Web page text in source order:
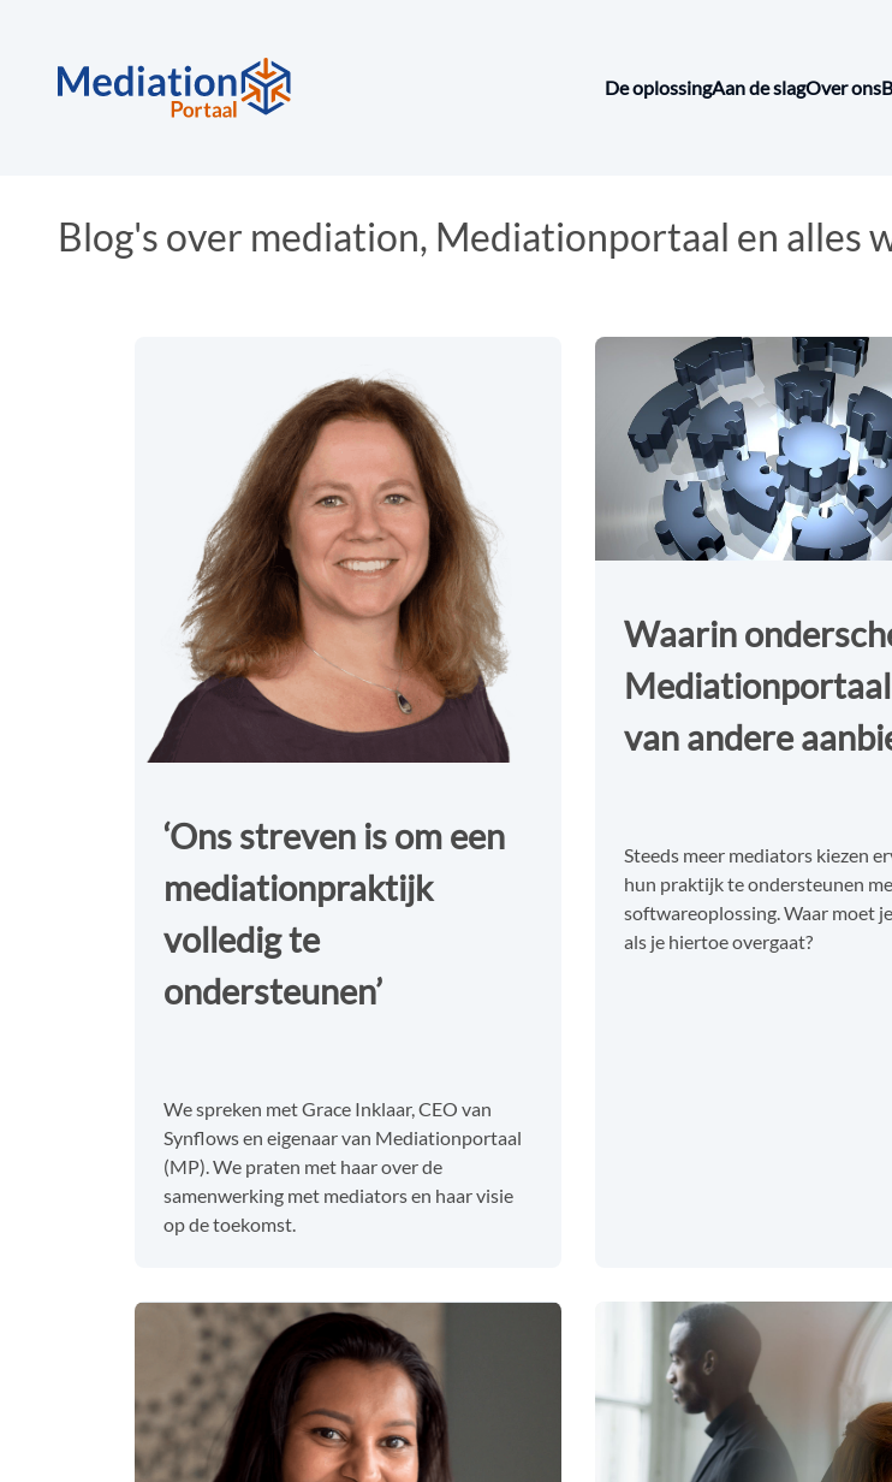
De oplossingAan de slagOver ons
Blog's over mediation, Mediationportaal en alles
‘Ons streven is om een
mediationpraktijk
volledig te
ondersteunen’
We spreken met Grace Inklaar, CEO van
Synflows en eigenaar van Mediationportaal
(MP). We praten met haar over de
samenwerking met mediators en haar visie
op de toekomst.
Waarin
van andere
Steeds meer mediators kiezen
hun praktijk te ondersteunen
softwareoplossing. Waar moet
als je hiertoe overgaat?